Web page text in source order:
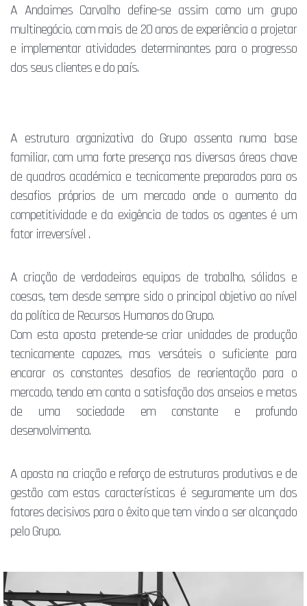
A Andaimes Carvalho define-se assim como um grupo
multinegócio, com mais de 20 anos de experiência a projetar
e implementar atividades determinantes para o progresso
dos seus clientes e do país.
A estrutura organizativa do Grupo assenta numa base
familiar, com uma forte presença nas diversas áreas chave
de quadros académica e tecnicamente preparados para os
desafios próprios de um mercado onde o aumento da
competitividade e da exigência de todos os agentes é um
fator irreversível .
A criação de verdadeiras equipas de trabalho, sólidas e
coesas, tem desde sempre sido o principal objetivo ao nível
da política de Recursos Humanos do Grupo.
Com esta aposta pretende-se criar unidades de produção
tecnicamente capazes, mas versáteis o suficiente para
encarar os constantes desafios de reorientação para o
mercado, tendo em conta a satisfação dos anseios e metas
de uma sociedade em constante e profundo
desenvolvimento.
A aposta na criação e reforço de estruturas produtivas e de
gestão com estas características é seguramente um dos
fatores decisivos para o êxito que tem vindo a ser alcançado
pelo Grupo.